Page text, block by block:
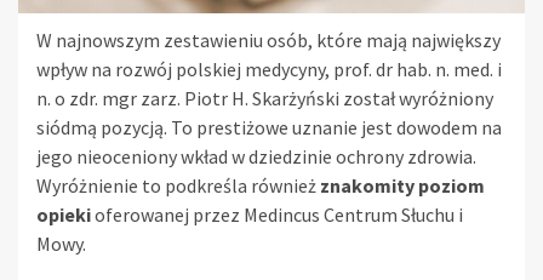
W najnowszym zestawieniu osób, które mają największy
wpływ na rozwój polskiej medycyny, prof. dr hab. n. med. i
n. o zdr. mgr zarz. Piotr H. Skarżyński został wyróżniony
siódmą pozycją. To prestiżowe uznanie jest dowodem na
jego nieoceniony wkład w dziedzinie ochrony zdrowia.
Wyróżnienie to podkreśla również znakomity poziom
opiekioferowanej przez Medincus Centrum Słuchu i
Mowy.